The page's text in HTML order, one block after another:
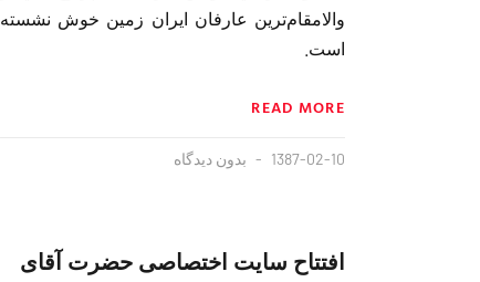
والامقام‌ترين عارفان ايران زمين خوش نشسته
است.
READ MORE
1387-02-10 بدون دیدگاه
افتتاح سایت اختصاصی حضرت آقای